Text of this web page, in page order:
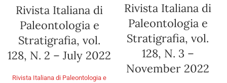
Rivista Italiana di
Paleontologia e
Stratigrafia, vol.
128, N. 2 – July 2022
Rivista Italiana di Paleontologia e
Rivista Italiana di
Paleontologia e
Stratigrafia, vol.
128, N. 3 –
November 2022